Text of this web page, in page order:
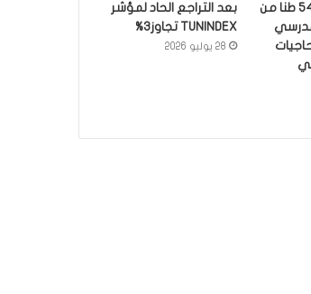
في تأمين 5446 طنا من
بعد التراجع الحاد لمؤشر
TUNINDEX تجاوز3%
28 يوليو 2026